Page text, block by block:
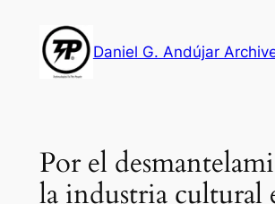
content
Daniel G. Andújar
Por el
la industria cultural